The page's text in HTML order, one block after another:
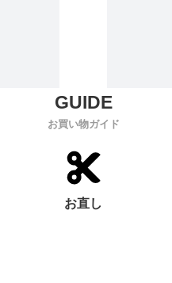
お買い物ガイド
お直し